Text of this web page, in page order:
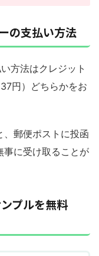
の支払い方法
方法はクレジット
円）どちらかをお
、郵便ポストに投函
事に受け取ることが
プルを無料